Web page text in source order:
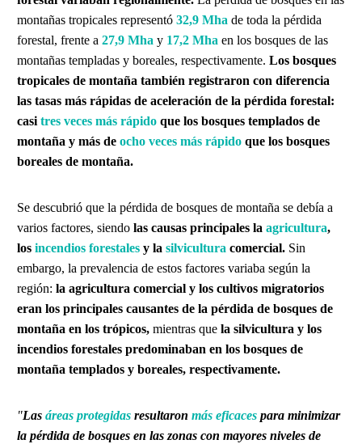
montañas tropicales representó 32,9 Mha de toda la pérdida
forestal, frente a 27,9 Mha y 17,2 Mha en los bosques de las
montañas templadas y boreales, respectivamente. Los bosques
tropicales de montaña también registraron con diferencia
las tasas más rápidas de aceleración de la pérdida forestal:
casi tres veces más rápido que los bosques templados de
montaña y más de ocho veces más rápido que los bosques
boreales de montaña.
Se descubrió que la pérdida de bosques de montaña se debía a
varios factores, siendo las causas principales la agricultura,
los incendios forestales y la silvicultura comercial. Sin
embargo, la prevalencia de estos factores variaba según la
región: la agricultura comercial y los cultivos migratorios
eran los principales causantes de la pérdida de bosques de
montaña en los trópicos, mientras que la silvicultura y los
incendios forestales predominaban en los bosques de
montaña templados y boreales, respectivamente.
"Las áreas protegidas resultaron más eficaces para minimizar
la pérdida de bosques en las zonas con mayores niveles de